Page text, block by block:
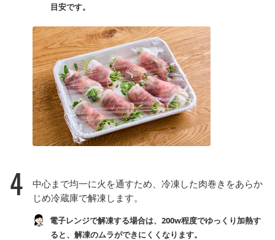
目安です。
4
中心まで均一に火を通すため、冷凍した肉巻きをあらか
じめ冷蔵庫で解凍します。
電子レンジで解凍する場合は、200w程度でゆっくり加熱す
ると、解凍のムラができにくくなります。